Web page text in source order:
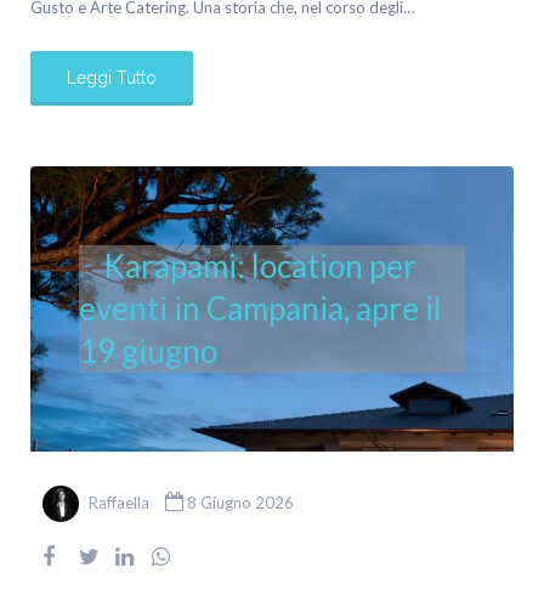
Gusto e Arte Catering. Una storia che, nel corso degli…
Leggi Tutto
Karapami: location per
eventi in Campania, apre il
19 giugno
Raffaella 8 Giugno 2026